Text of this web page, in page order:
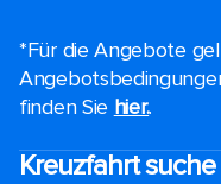
*Für die Angebote
finden Sie hier..
Kreuzfahrt suche